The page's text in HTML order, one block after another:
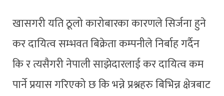
खासगरी यति ठूलो कारोबारका कारणले सिर्जना हुने
कर दायित्व सम्भवत बिक्रेता कम्पनीले निर्बाह गर्दैन
कि र त्यसैगरी नेपाली साझेदारलाई कर दायित्व कम
पार्ने प्रयास गरिएको छ कि भन्ने प्रश्नहरु बिभिन्न क्षेत्रबाट